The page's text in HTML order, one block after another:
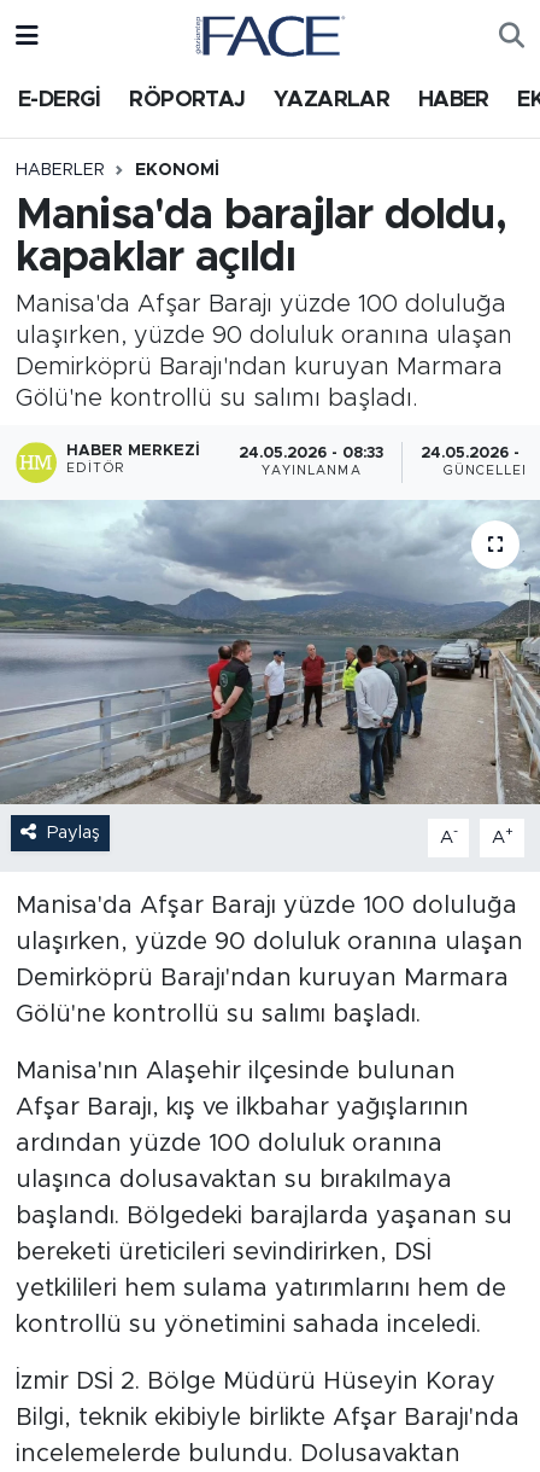
E-DERGİ RÖPORTAJ YAZARLAR HABER
HABERLER EKONOMI
Manisa'da barajlar doldu,
kapaklar açıldı
Manisa'da Afşar Barajı yüzde 100 doluluğa
ulaşırken, yüzde 90 doluluk oranına ulaşan
Demirköprü Barajı'ndan kuruyan Marmara
Gölü'ne kontrollü su salımı başladı.
HABER MERKEZI
EDITÖR
24.05.2026 - 08:33
YAYINLANMA
24.05.2026 -
Paylaş A- A+
Manisa'da Afşar Barajı yüzde 100 doluluğa
ulaşırken, yüzde 90 doluluk oranına ulaşan
Demirköprü Barajı'ndan kuruyan Marmara
Gölü'ne kontrollü su salımı başladı.
Manisa'nın Alaşehir ilçesinde bulunan
Afşar Barajı, kış ve ilkbahar yağışlarının
ardından yüzde 100 doluluk oranına
ulaşınca dolusavaktan su bırakılmaya
başlandı. Bölgedeki barajlarda yaşanan su
bereketi üreticileri sevindirirken, DSİ
yetkilileri hem sulama yatırımlarını hem de
kontrollü su yönetimini sahada inceledi.
İzmir DSİ 2. Bölge Müdürü Hüseyin Koray
Bilgi, teknik ekibiyle birlikte Afşar Barajı'nda
incelemelerde bulundu. Dolusavaktan
HABER
Nöbetçi Eczaneler
Trafik Durumu
Süper Lig Puan Durumu ve Fikstür
Tüm Manşetler
Son Dakika Haberleri
Haber Arşivi